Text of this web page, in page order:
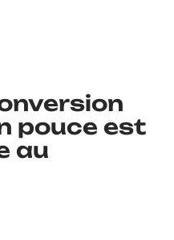
pouce est
au